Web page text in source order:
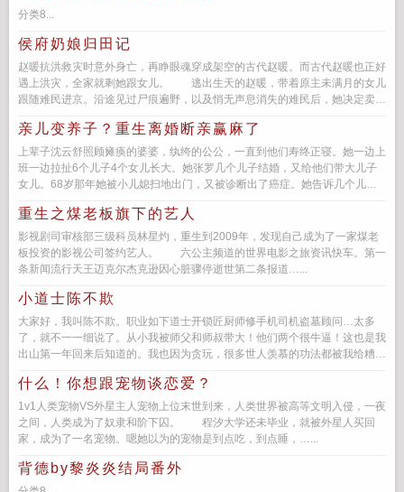
分类8...
侯府奶娘归田记
赵暖抗洪救灾时意外身亡，再睁眼魂穿成架空的古代赵暖。而古代赵暖也正好
遇上洪灾，全家就剩她跟女儿。 逃出生天的赵暖，带着原主未满月的女儿
跟随难民进京。沿途见过尸痕遍野，以及悄无声息消失的难民后，她决定卖身
亲儿变养子？重生离婚断亲赢麻了
上辈子沈云舒照顾瘫痪的婆婆，纨绔的公公，一直到他们寿终正寝。她一边上
班一边拉扯6个儿子4个女儿长大。她张罗几个儿子结婚，又给他们带大儿子
女儿。68岁那年她被小儿媳扫地出门，又被诊断出了癌症。她告诉几个儿子
重生之煤老板旗下的艺人
影视剧司审核部三级科员林星灼，重生到2009年，发现自己成为了一家煤老
板投资的影视公司签约艺人。 六公主频道的世界电影之旅资讯快车。第一
条新闻流行天王迈克尔杰克逊因心脏骤停逝世第二条报道…...
小道士陈不欺
大家好，我叫陈不欺。职业如下道士开锁匠厨师修手机司机盗墓顾问…太多
了，就不一一细说了。从小我被师父和师叔带大！他们两个很牛逼！这也是我
出山第一年回来后知道的。我也因为贪玩，很多世人羡慕的功法都被我给糟蹋
什么！你想跟宠物谈恋爱？
1v1人类宠物VS外星主人宠物上位末世到来，人类世界被高等文明入侵，一夜
之间，人类成为了奴隶和阶下囚。 程汐大学还未毕业，就被外星人买回
家，成为了一名宠物。嗯她以为的宠物是到点吃，到点睡，…...
背德by黎炎炎结局番外